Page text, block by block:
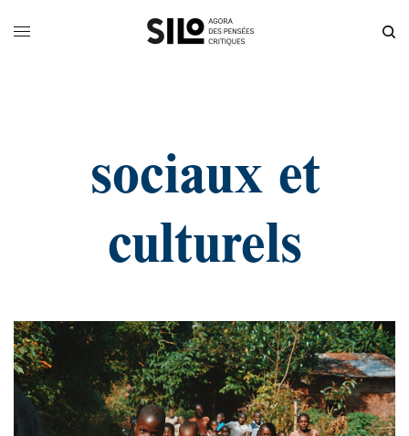
sociaux et
culturels